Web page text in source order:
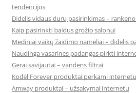
tendencijos
Didelis vidaus durų pasirinkimas –
Kaip pasirinkti baldus grožio salonui
Mediniai vaikų žaidimo nameliai – didelis
Naudinga vasarines padangas pirkti
Gerai savijautai – vandens filtrai
Kodėl Forever produktai perkami internetu
Amway produktai – užsakymai internetu